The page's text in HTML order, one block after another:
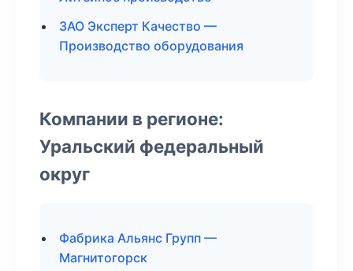
ЗАО Эксперт Качество —
Производство оборудования
Компании в регионе:
Уральский федеральный
округ
Фабрика Альянс Групп —
Магнитогорск